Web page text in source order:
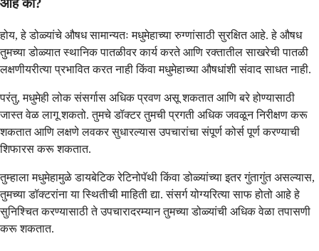
आहे का?
होय, हे डोळ्यांचे औषध सामान्यतः मधुमेहाच्या रुग्णांसाठी सुरक्षित आहे. हे औषध
तुमच्या डोळ्यात स्थानिक पातळीवर कार्य करते आणि रक्तातील साखरेची पातळी
लक्षणीयरीत्या प्रभावित करत नाही किंवा मधुमेहाच्या औषधांशी संवाद साधत नाही.
परंतु, मधुमेही लोक संसर्गास अधिक प्रवण असू शकतात आणि बरे होण्यासाठी
जास्त वेळ लागू शकतो. तुमचे डॉक्टर तुमची प्रगती अधिक जवळून निरीक्षण करू
शकतात आणि लक्षणे लवकर सुधारल्यास उपचारांचा संपूर्ण कोर्स पूर्ण करण्याची
शिफारस करू शकतात.
तुम्हाला मधुमेहामुळे डायबेटिक रेटिनोपॅथी किंवा डोळ्यांच्या इतर गुंतागुंत असल्यास,
तुमच्या डॉक्टरांना या स्थितीची माहिती द्या. संसर्ग योग्यरित्या साफ होतो आहे हे
सुनिश्चित करण्यासाठी ते उपचारादरम्यान तुमच्या डोळ्यांची अधिक वेळा तपासणी
करू शकतात.